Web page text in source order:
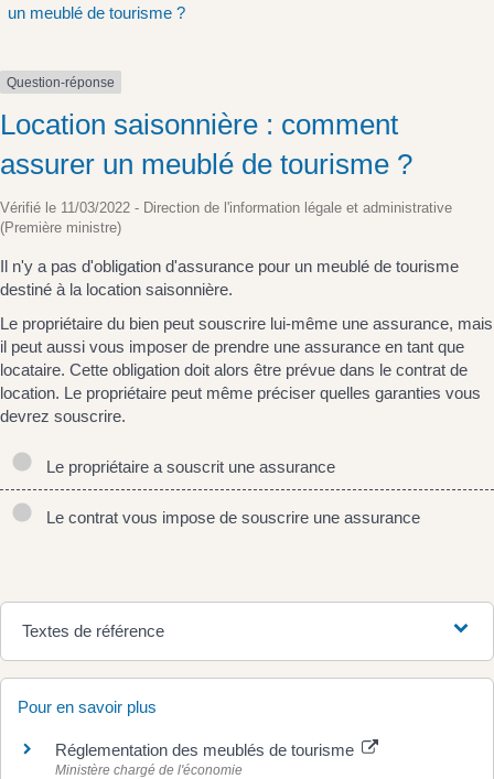
un meublé de tourisme ?
Question-réponse
Location saisonnière : comment
assurer un meublé de tourisme ?
Vérifié le 11/03/2022 - Direction de l'information légale et administrative
(Première ministre)
Il n'y a pas d'obligation d'assurance pour un meublé de tourisme
destiné à la location saisonnière.
Le propriétaire du bien peut souscrire lui-même une assurance, mais
il peut aussi vous imposer de prendre une assurance en tant que
locataire. Cette obligation doit alors être prévue dans le contrat de
location. Le propriétaire peut même préciser quelles garanties vous
devrez souscrire.
Le propriétaire a souscrit une assurance
Le contrat vous impose de souscrire une assurance
Textes de référence
Pour en savoir plus
Réglementation des meublés de tourisme
Ministère chargé de l'économie